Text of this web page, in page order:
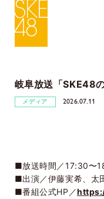
岐阜放送「SKE48
メディア 2026.07.11
■放送時間／17:30〜
■出演／伊藤実希、太
■番組公式HP／